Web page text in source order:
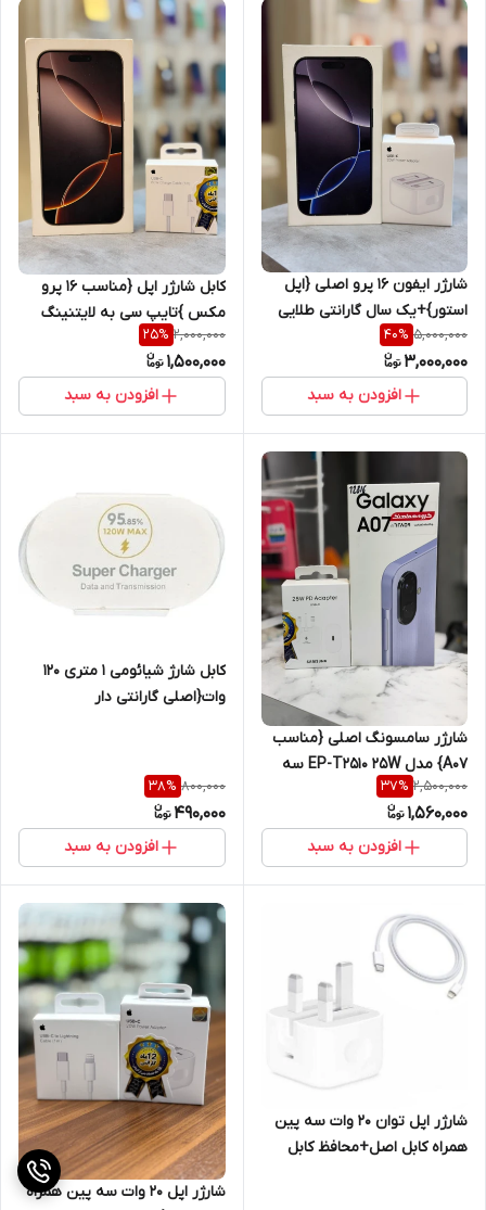
شارژر ایفون 16 پرو اصلی {اپل
استور}+یک سال گارانتی طلایی
5,000,000
40%
3,000,000
افزودن به سبد
کابل شارژر اپل {مناسب 16 پرو
مکس }تایپ سی به لایتنینگ
اصل+گارانتی شرکتی یک ساله
2,000,000
25%
1,500,000
افزودن به سبد
شارژر سامسونگ اصلی {مناسب
A07} مدل EP-T2510 25W سه
پین اصل{یک سال گارانتی شرکتی
}
2,500,000
37%
1,560,000
افزودن به سبد
کابل شارژ شیائومی ۱ متری ۱۲۰
وات{اصلی گارانتی دار
800,000
38%
490,000
افزودن به سبد
شارژر اپل توان 20 وات سه پین
همراه کابل اصل+محافظ کابل
شارژر اپل 20 وات سه پین همراه